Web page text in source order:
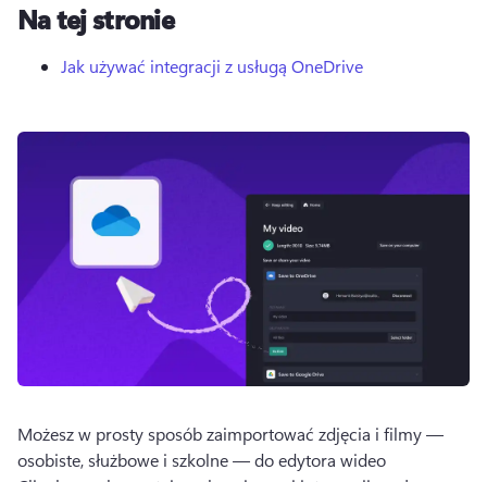
Na tej stronie
Jak używać integracji z usługą OneDrive
Możesz w prosty sposób zaimportować zdjęcia i filmy —
osobiste, służbowe i szkolne — do edytora wideo